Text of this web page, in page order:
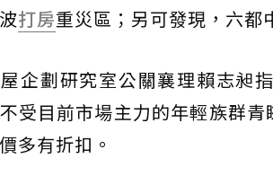
打房重災區；另可發現，六都
企劃研究室公關襄理賴志昶
受目前市場主力的年輕族群
多有折扣。